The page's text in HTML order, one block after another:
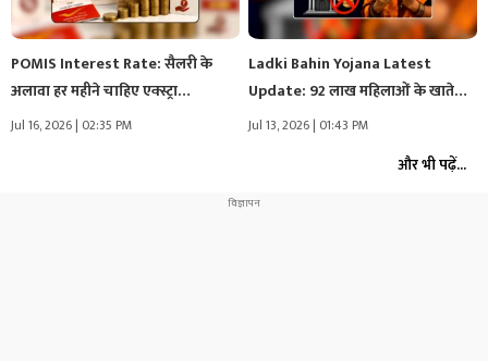
POMIS Interest Rate: सैलरी के
अलावा हर महीने चाहिए एक्स्ट्रा…
Jul 16, 2026 | 02:35 PM
Ladki Bahin Yojana Latest
Update: 92 लाख महिलाओं के खाते…
Jul 13, 2026 | 01:43 PM
और भी पढ़ें...